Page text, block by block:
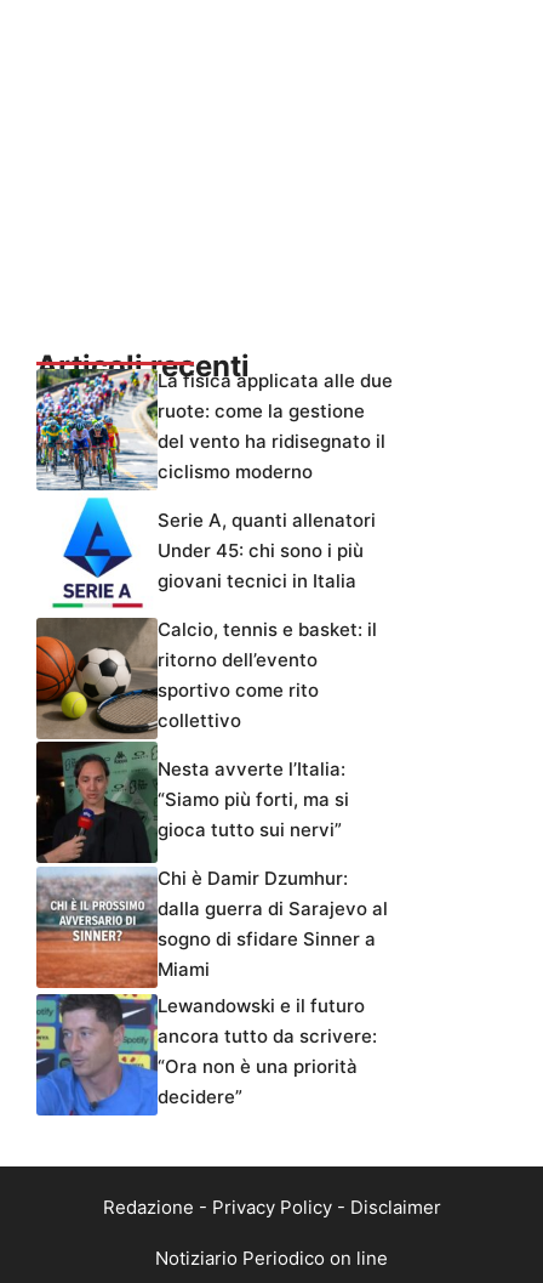
Articoli recentiLa fisica applicata alle due
ruote: come la gestione
del vento ha ridisegnato il
ciclismo moderno
Serie A, quanti allenatori
Under 45: chi sono i più
giovani tecnici in Italia
Calcio, tennis e basket: il
ritorno dell’evento
sportivo come rito
collettivo
Nesta avverte l’Italia:
“Siamo più forti, ma si
gioca tutto sui nervi”
Chi è Damir Dzumhur:
dalla guerra di Sarajevo al
sogno di sfidare Sinner a
Miami
Lewandowski e il futuro
ancora tutto da scrivere:
“Ora non è una priorità
decidere”
Redazione - Privacy Policy- Disclaimer
Notiziario Periodico on line